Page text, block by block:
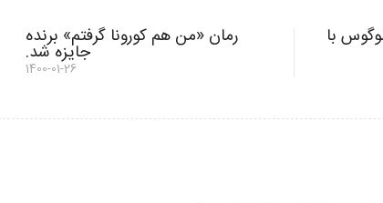
با رمان «من هم کورونا گرفتم» برنده
جایزه شد.
1400-01-26